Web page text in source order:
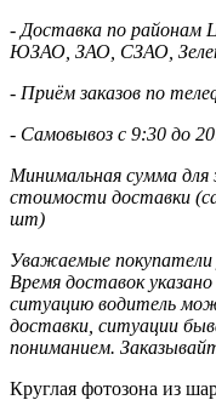
- Доставка по
ЮЗАО, ЗАО, СЗАО,
- Приём заказов по
- Самовывоз с 9:30 до
Минимальная сумма для
стоимости доставки
шт)
Уважаемые
Время доставок
ситуацию водитель
доставки, ситуации
пониманием.
Круглая фотозона из